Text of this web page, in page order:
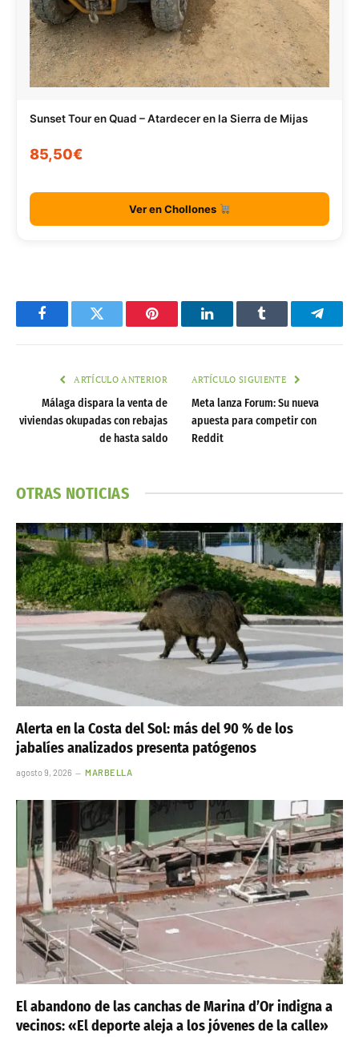
Sunset Tour en Quad – Atardecer en la Sierra de Mijas
85,50€
Ver en Chollones
FacebookTwitter Pinterest LinkedInTumblr
ARTÍCULO ANTERIOR
Málaga dispara la venta de
viviendas okupadas con rebajas
de hasta saldo
ARTÍCULO SIGUIENTE
Meta lanza Forum: Su nueva
apuesta para competir con
Reddit
OTRAS NOTICIAS
Alerta en la Costa del Sol: más del 90 % de los
jabalíes analizados presenta patógenos
agosto 9, 2026 MARBELLA
El abandono de las canchas de Marina d’Or indigna a
vecinos: «El deporte aleja a los jóvenes de la calle»